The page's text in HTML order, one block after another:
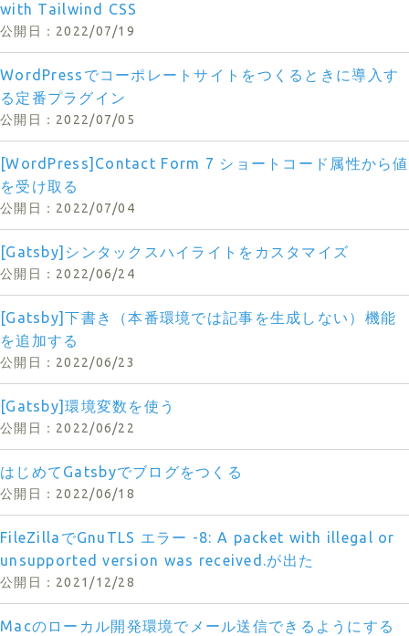
with Tailwind CSS
2022/07/19
WordPressでコーポレートサイトをつくるときに導入す
る定番プラグイン
2022/07/05
[WordPress]Contact Form 7 ショートコード属性から値
を受け取る
2022/07/04
[Gatsby]シンタックスハイライトをカスタマイズ
2022/06/24
[Gatsby]下書き（本番環境では記事を生成しない）機能
を追加する
2022/06/23
[Gatsby]環境変数を使う
2022/06/22
はじめてGatsbyでブログをつくる
2022/06/18
FileZillaでGnuTLS エラー -8: A packet with illegal or
unsupported version was received.が出た
2021/12/28
Macのローカル開発環境でメール送信できるようにする